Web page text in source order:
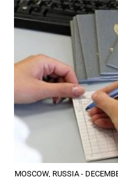
MOSCOW, RUSSIA -